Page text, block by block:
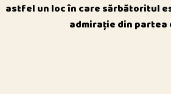
astfel un loc în care sărbătoritul
admirație din